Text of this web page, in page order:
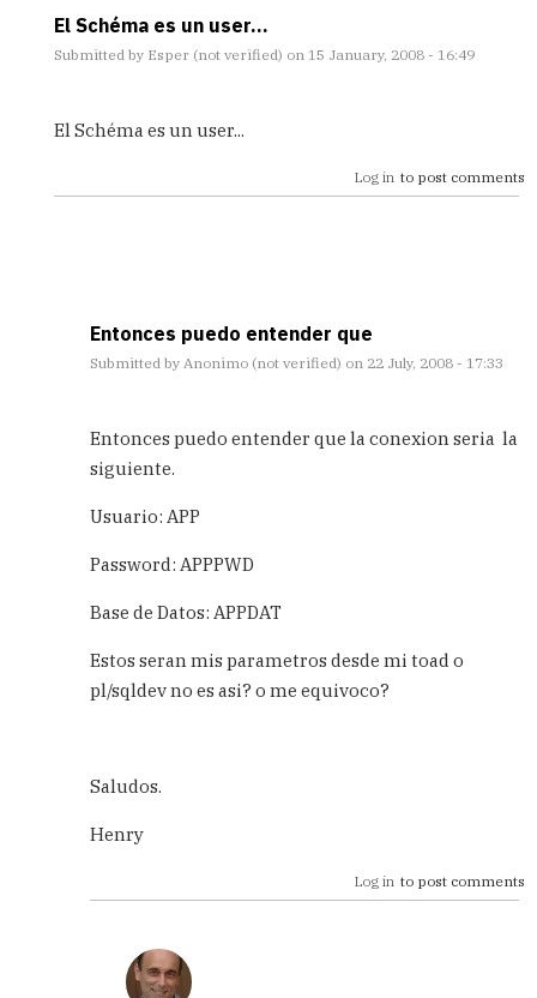
El Schéma es un user...
Submitted by Esper (not verified) on 15 January, 2008 - 16:49
reply
or
El Schéma es un user...
Log in to post comments
Entonces puedo entender que
Submitted by Anonimo (not verified) on 22 July, 2008 - 17:33
reply
El
es
user...
Esper
verified)
Entonces puedo entender que la conexion seria la
siguiente.
Usuario: APP
Password: APPPWD
Base de Datos: APPDAT
Estos seran mis parametros desde mi toad o
pl/sqldev no es asi? o me equivoco?
Saludos.
Henry
Log in to post comments